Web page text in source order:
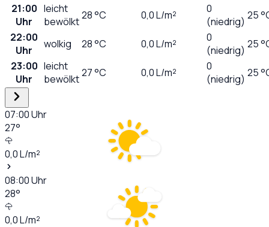
21:00
Uhr
leicht
bewölkt28°C 0,0L/m²
0
(niedrig) 25
22:00
Uhr
wolkig 28°C 0,0L/m²
0
(niedrig) 25
23:00
Uhr
leicht
bewölkt27°C 0,0L/m²
0
(niedrig) 25
07:00Uhr
27°
0,0L/m²
08:00Uhr
28°
0,0L/m²